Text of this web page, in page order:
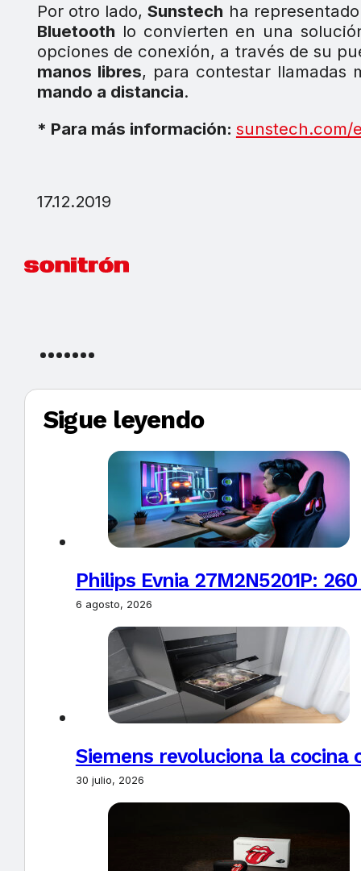
Por otro lado,Sunstech ha
Bluetooth lo convierten en una
opciones de conexión, a través de su
manos libres, para contestar llamadas
mando a distancia.
* Para más información: sunstech.com/
17.12.2019
Sigue leyendo
Philips Evnia 27M2N5201P:
6 agosto, 2026
Siemens revoluciona la
30 julio, 2026